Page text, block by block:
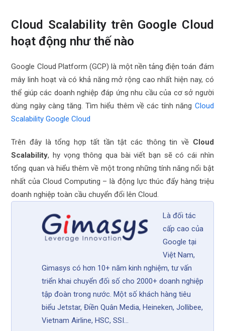
Cloud Scalability trên Google Cloud
hoạt động như thế nào
Google Cloud Platform (GCP) là một nền tảng điện toán đám
mây linh hoạt và có khả năng mở rộng cao nhất hiện nay, có
thể giúp các doanh nghiệp đáp ứng nhu cầu của cơ sở người
dùng ngày càng tăng. Tìm hiểu thêm về các tính năng Cloud
Scalability Google Cloud
Trên đây là tổng hợp tất tần tật các thông tin về Cloud
Scalability, hy vọng thông qua bài viết bạn sẽ có cái nhìn
tổng quan và hiểu thêm về một trong những tính năng nổi bật
nhất của Cloud Computing – là động lực thúc đẩy hàng triệu
doanh nghiệp toàn cầu chuyển đổi lên Cloud.
Là đối tác
cấp cao của
Google tại
Việt Nam,
Gimasys có hơn 10+ năm kinh nghiệm, tư vấn
triển khai chuyển đối số cho 2000+ doanh nghiệp
tập đoàn trong nước. Một số khách hàng tiêu
biểu Jetstar, Điền Quân Media, Heineken, Jollibee,
Vietnam Airline, HSC, SSI...